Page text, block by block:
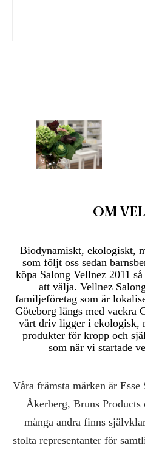
OM
Biodynamiskt, ekologiskt,
som följt oss sedan
köpa Salong Vellnez 2011
att välja. Vellnez
familjeföretag som är
Göteborg längs med vackra
vårt driv ligger i ekologisk,
produkter för kropp och
som när vi startade
Våra främsta märken är
Åkerberg, Bruns Products
många andra finns
stolta representanter för